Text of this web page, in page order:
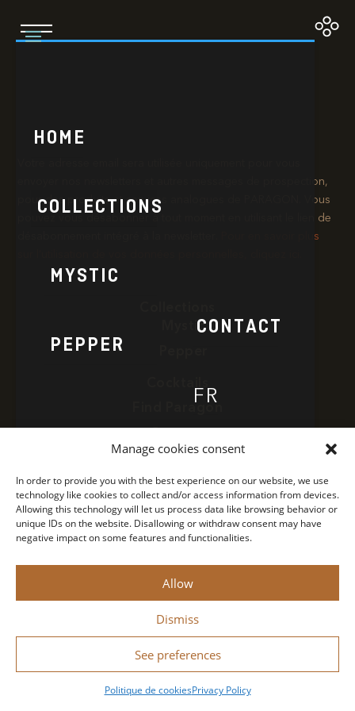
Manage cookies consent
In order to provide you with the best experience on our website, we use
technology like cookies to collect and/or access information from devices.
Allowing this technology will let us process data like browsing behavior or
unique IDs on the website. Disallowing or withdraw consent may have
negative impact on some features and functionalities.
Allow
Dismiss
See preferences
Politique de cookiesPrivacy Policy
HOME
COLLECTIONS
MYSTIC
PEPPER
COCKTAILS
FIND PARAGON
CONTACT
FR
EN
envoyer nos newsletters et autres messages de prospection,
pour des produits et services analogues de PARAGON. Vous
pouvez vous désabonner à tout moment en utilisant le lien de
Pour en savoir plus
Mystic
Find Paragon
Contact
Concept
Privacy Policy
Legal Notice
Monin 2022 All rights reserved
Drink responsibly.
Designed byBastien Figuié